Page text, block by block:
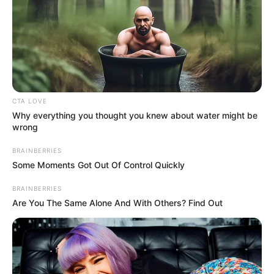
ΔΗΜΟΦΙΛΗ ΑΡΘΡΑ
Η omertà της Covid
Πέμπτη, 29 Σεπτεμβρίου 2022, 19:54
Η omertà της Covid… “Αλλά...
CTA LOVE
Why everything you thought you knew about water might be
wrong
BRAINBERRIES
Some Moments Got Out Of Control Quickly
BRAINBERRIES
Are You The Same Alone And With Others? Find Out